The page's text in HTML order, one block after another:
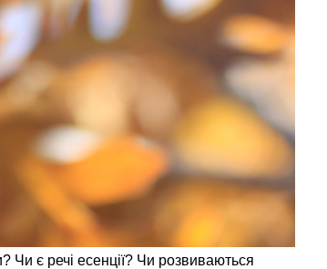
є речі есенції? Чи розвиваються